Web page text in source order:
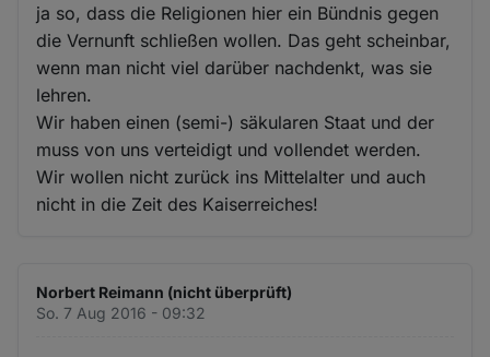
ja so, dass die Religionen hier ein Bündnis gegen
die Vernunft schließen wollen. Das geht scheinbar,
wenn man nicht viel darüber nachdenkt, was sie
lehren.
Wir haben einen (semi-) säkularen Staat und der
muss von uns verteidigt und vollendet werden.
Wir wollen nicht zurück ins Mittelalter und auch
nicht in die Zeit des Kaiserreiches!
Norbert Reimann (nicht überprüft)
So. 7 Aug 2016 - 09:32